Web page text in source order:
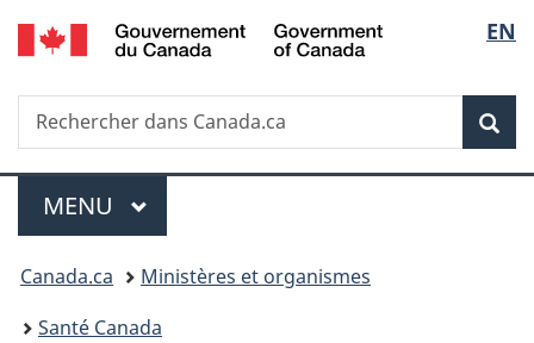
Passer
au
principal
Passer
à
Au
du
Passer
à
version
simplifiée
de
la
EN
Recherche
Rechercher
dans
Menu
MENU PRINCIPAL
Vous
êtes
Canada.ca
Ministères et organismes
Santé Canada